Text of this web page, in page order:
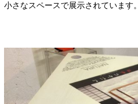
小さなスペースで展示されています。